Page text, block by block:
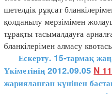
шетелдік рұқсат
қолданылу мерзімімен
тұрақты тасымалдауға
бланкілерімен алмасу
Ескерту. 15-тармақ
Үкіметінің 2012.09.05 N
жарияланған күнінен